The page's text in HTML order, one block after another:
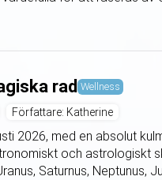
rad Wellness
Författare: Katherine
2026, med en absolut
och astrologiskt
Saturnus, Neptunus,